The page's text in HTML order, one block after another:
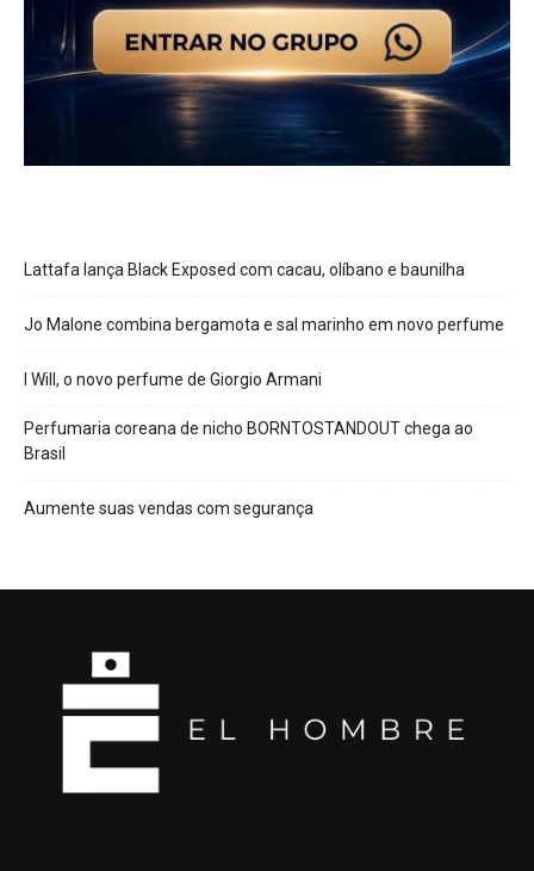
Lattafa lança Black Exposed com cacau, olíbano e baunilha
Jo Malone combina bergamota e sal marinho em novo perfume
I Will, o novo perfume de Giorgio Armani
Perfumaria coreana de nicho BORNTOSTANDOUT chega ao
Brasil
Aumente suas vendas com segurança